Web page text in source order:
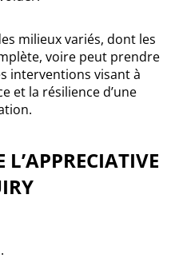
milieux variés, dont les
voire peut prendre
interventions visant à
et la résilience d’une
L’APPRECIATIVE